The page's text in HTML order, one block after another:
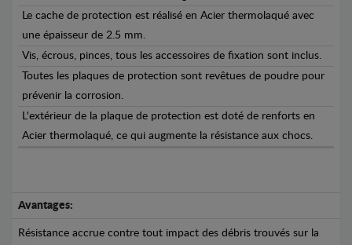
Le cache de protection est réalisé en Acier thermolaqué avec
une épaisseur de 2.5 mm.
Vis, écrous, pinces, tous les accessoires de fixation sont inclus.
Toutes les plaques de protection sont revêtues de poudre pour
prévenir la corrosion.
L'extérieur de la plaque de protection est doté de renforts en
Acier thermolaqué, ce qui augmente la résistance aux chocs.
Avantages:
Résistance accrue contre tout impact des débris trouvés sur la